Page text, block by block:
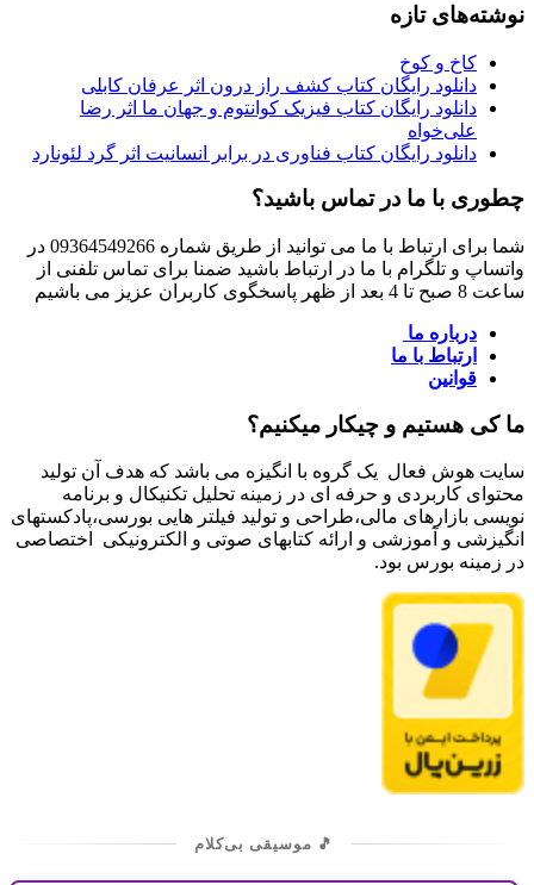
نوشته‌های تازه
کاخ و کوخ
دانلود رایگان کتاب کشف راز درون اثر عرفان کابلی
دانلود رایگان کتاب فیزیک کوانتوم و جهان ما اثر رضا
علی‌خواه
دانلود رایگان کتاب فناوری در برابر انسانیت اثر گرد لئونارد
چطوری با ما در تماس باشید؟
شما برای ارتباط با ما می توانید از طریق شماره 09364549266 در
واتساپ و تلگرام با ما در ارتباط باشید ضمنا برای تماس تلفنی از
ساعت 8 صبح تا 4 بعد از ظهر پاسخگوی کاربران عزیز می باشیم
درباره ما
ارتباط با ما
قوانین
ما کی هستیم و چیکار میکنیم؟
سایت هوش فعال یک گروه با انگیزه می باشد که هدف آن تولید
محتوای کاربردی و حرفه ای در زمینه تحلیل تکنیکال و برنامه
نویسی بازارهای مالی،طراحی و تولید فیلتر هایی بورسی،پادکستهای
انگیزشی و آموزشی و ارائه کتابهای صوتی و الکترونیکی اختصاصی
در زمینه بورس بود.
🎵 موسیقی بی‌کلام